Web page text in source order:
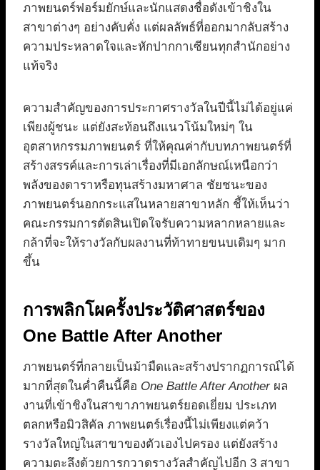
ภาพยนตร์ฟอร์มยักษ์และนักแสดงชื่อดังเข้าชิงใน
สาขาต่างๆ อย่างคับคั่ง แต่ผลลัพธ์ที่ออกมากลับสร้าง
ความประหลาดใจและหักปากกาเซียนทุกสำนักอย่าง
แท้จริง
ความสำคัญของการประกาศรางวัลในปีนี้ไม่ได้อยู่แค่
เพียงผู้ชนะ แต่ยังสะท้อนถึงแนวโน้มใหม่ๆ ใน
อุตสาหกรรมภาพยนตร์ ที่ให้คุณค่ากับบทภาพยนตร์ที่
สร้างสรรค์และการเล่าเรื่องที่มีเอกลักษณ์เหนือกว่า
พลังของดาราหรือทุนสร้างมหาศาล ชัยชนะของ
ภาพยนตร์นอกกระแสในหลายสาขาหลัก ชี้ให้เห็นว่า
คณะกรรมการตัดสินเปิดใจรับความหลากหลายและ
กล้าที่จะให้รางวัลกับผลงานที่ท้าทายขนบเดิมๆ มาก
ขึ้น
การพลิกโผครั้งประวัติศาสตร์ของ
One Battle After Another
ภาพยนตร์ที่กลายเป็นม้ามืดและสร้างปรากฏการณ์ได้
มากที่สุดในค่ำคืนนี้คือ One Battle After Anotherผล
งานที่เข้าชิงในสาขาภาพยนตร์ยอดเยี่ยม ประเภท
ตลกหรือมิวสิคัล ภาพยนตร์เรื่องนี้ไม่เพียงแต่คว้า
รางวัลใหญ่ในสาขาของตัวเองไปครอง แต่ยังสร้าง
ความตะลึงด้วยการกวาดรางวัลสำคัญไปอีก 3 สาขา